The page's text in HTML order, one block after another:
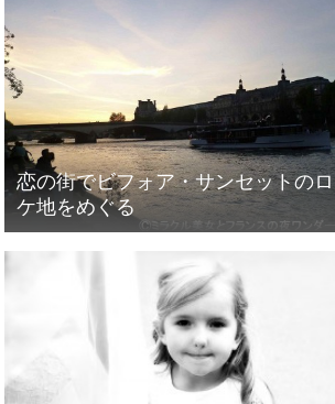
恋の街でビフォア・サンセットのロ
ケ地をめぐる